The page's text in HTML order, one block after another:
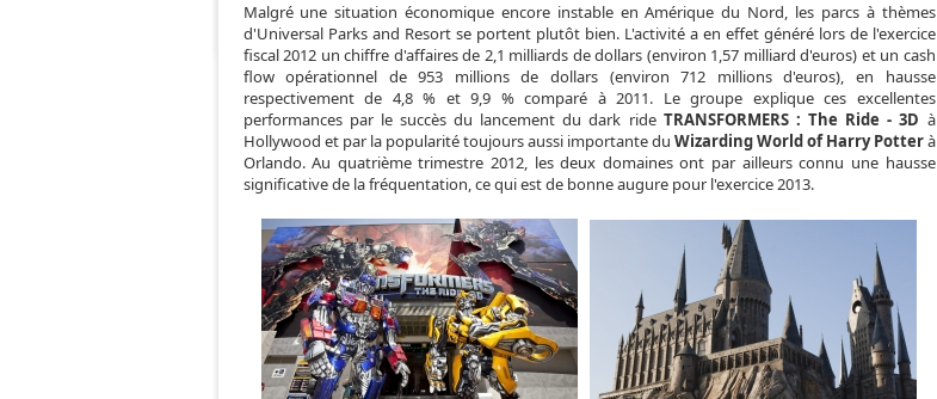
Malgré une situation économique encore instable en Amérique du Nord, les parcs à thèmes
d'Universal Parks and Resort se portent plutôt bien. L'activité a en effet généré lors de l'exercice
fiscal 2012 un chiffre d'affaires de 2,1 milliards de dollars (environ 1,57 milliard d'euros) et un cash
flow opérationnel de 953 millions de dollars (environ 712 millions d'euros), en hausse
respectivement de 4,8 % et 9,9 % comparé à 2011. Le groupe explique ces excellentes
performances par le succès du lancement du dark ride TRANSFORMERS : The Ride - 3D à
Hollywood et par la popularité toujours aussi importante du Wizarding World of Harry Potterà
Orlando. Au quatrième trimestre 2012, les deux domaines ont par ailleurs connu une hausse
significative de la fréquentation, ce qui est de bonne augure pour l'exercice 2013.